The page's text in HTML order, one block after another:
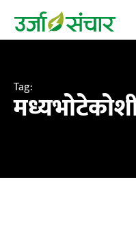
Tag: